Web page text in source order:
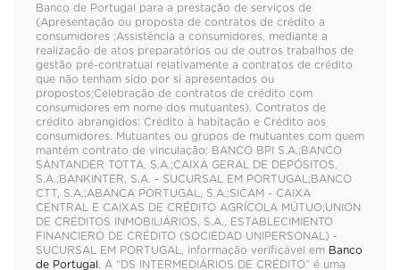
Banco de Portugal para a prestação de serviços de
(Apresentação ou proposta de contratos de crédito a
consumidores ;Assistência a consumidores, mediante a
realização de atos preparatórios ou de outros trabalhos de
gestão pré-contratual relativamente a contratos de crédito
que não tenham sido por si apresentados ou
propostos;Celebração de contratos de crédito com
consumidores em nome dos mutuantes). Contratos de
crédito abrangidos: Crédito à habitação e Crédito aos
consumidores. Mutuantes ou grupos de mutuantes com quem
mantém contrato de vinculação: BANCO BPI S.A.;BANCO
SANTANDER TOTTA, S.A.;CAIXA GERAL DE DEPÓSITOS,
S.A.;BANKINTER, S.A. - SUCURSAL EM PORTUGAL;BANCO
CTT, S.A.;ABANCA PORTUGAL, S.A.;SICAM - CAIXA
CENTRAL E CAIXAS DE CRÉDITO AGRÍCOLA MÚTUO;UNION
DE CRÉDITOS INMOBILIÁRIOS, S.A., ESTABLECIMIENTO
FINANCIERO DE CRÉDITO (SOCIEDAD UNIPERSONAL) -
SUCURSAL EM PORTUGAL, informação verificável em Banco
de Portugal. A “DS INTERMEDIÁRIOS DE CRÉDITO” é uma